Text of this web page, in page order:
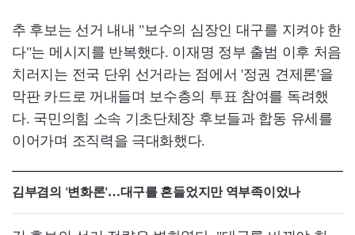
추 후보는 선거 내내 "보수의 심장인 대구를 지켜야 한
다"는 메시지를 반복했다. 이재명 정부 출범 이후 처음
치러지는 전국 단위 선거라는 점에서 '정권 견제론'을
막판 카드로 꺼내들며 보수층의 투표 참여를 독려했
다. 국민의힘 소속 기초단체장 후보들과 합동 유세를
이어가며 조직력을 극대화했다.
김부겸의 '변화론'…대구를 흔들었지만 역부족이었나